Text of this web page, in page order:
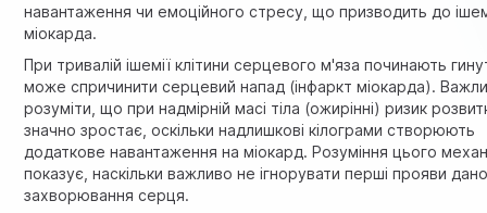
навантаження чи емоційного стресу, що призводить до
міокарда.
При тривалій ішемії клітини серцевого м'яза починають
може спричинити серцевий напад (інфаркт міокарда).
розуміти, що при надмірній масі тіла (ожирінні) ризик
значно зростає, оскільки надлишкові кілограми створюють
додаткове навантаження на міокард. Розуміння цього
показує, наскільки важливо не ігнорувати перші прояви
захворювання серця.